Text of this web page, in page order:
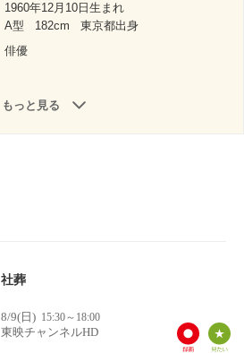
1960年12月10日生まれ
A型
182cm
東京都出身
俳優
もっと見る
社葬
8/9(日) 15:30～18:00
東映チャンネルHD